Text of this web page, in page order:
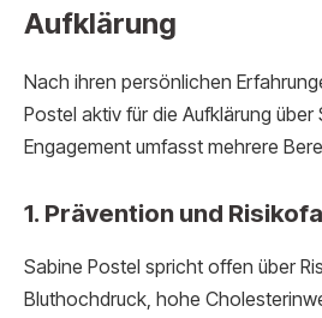
Aufklärung
Nach ihren persönlichen
Postel aktiv für die Aufklärung über
Engagement umfasst mehrere
1. Prävention und
Sabine Postel spricht offen über
Bluthochdruck, hohe